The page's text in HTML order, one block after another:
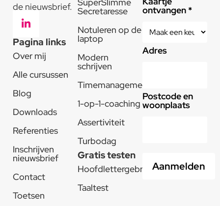
de nieuwsbrief.
Pagina links
Over mij
Alle cursussen
Blog
Downloads
Referenties
Inschrijven
nieuwsbrief
Contact
Toetsen
SuperSlimme
Secretaresse
Notuleren op de
laptop
Modern
schrijven
Timemanagement
1-op-1-coaching
Assertiviteit
Turbodag
Gratis testen
Hoofdlettergebruik
Taaltest
ontvangen *
Adres
Postcode en
woonplaats